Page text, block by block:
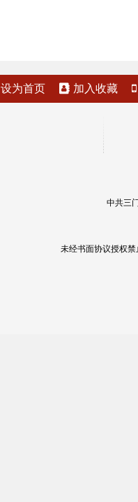
设为首页 加入收藏
中共三
未经书面协议授权